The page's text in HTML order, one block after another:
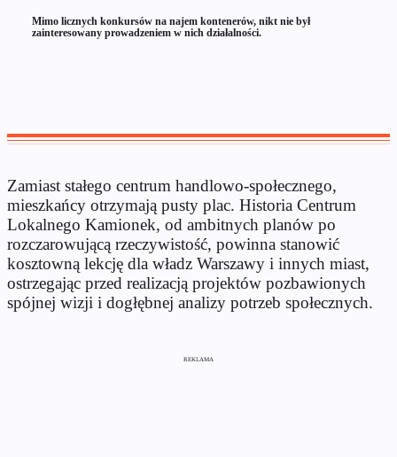
Mimo licznych konkursów na najem kontenerów, nikt nie był
zainteresowany prowadzeniem w nich działalności.
Zamiast stałego centrum handlowo-społecznego,
mieszkańcy otrzymają pusty plac. Historia Centrum
Lokalnego Kamionek, od ambitnych planów po
rozczarowującą rzeczywistość, powinna stanowić
kosztowną lekcję dla władz Warszawy i innych miast,
ostrzegając przed realizacją projektów pozbawionych
spójnej wizji i dogłębnej analizy potrzeb społecznych.
REKLAMA